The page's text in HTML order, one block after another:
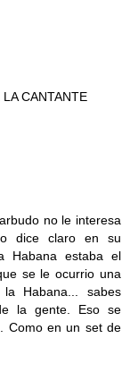
CANTANTE
no le interesa
dice claro en su
Habana estaba el
se le ocurrio una
Habana... sabes
la gente. Eso se
Como en un set de